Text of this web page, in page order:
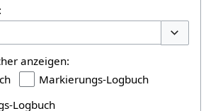
anzeigen:
Markierungs-Logbuch
Logbuch